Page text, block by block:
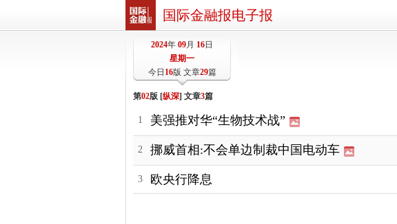
国际金融报电子报
2024年 09月 16日
星期一
今日 16版 文章29篇
第02版 [纵深] 文章3篇
1 美强推对华“生物技术战”
2 挪威首相:不会单边制裁中国电动车
3 欧央行降息